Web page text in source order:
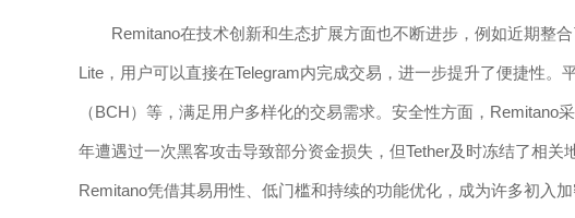
Remitano在技术创新和生态扩展方面也不断进步，例如近期整
Lite，用户可以直接在Telegram内完成交易，进一步提升了便捷性
（BCH）等，满足用户多样化的交易需求。安全性方面，
年遭遇过一次黑客攻击导致部分资金损失，但Tether及时冻结了相关
Remitano凭借其易用性、低门槛和持续的功能优化，成为许多初入